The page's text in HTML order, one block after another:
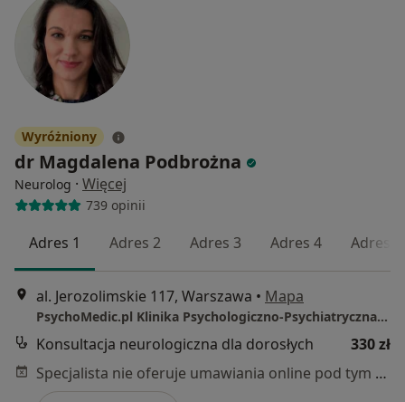
Wyróżniony
dr Magdalena Podbrożna
Neurolog · Więcej
739 opinii
Adres 1 Adres 2 Adres 3 Adres 4 Adres 5
al. Jerozolimskie 117, Warszawa • Mapa
PsychoMedic.pl Klinika Psychologiczno-Psychiatryczna Warszawa Al. Jerozolimskie 117 (METRO CENTRUM, plac Starynkiewicza)
Konsultacja neurologiczna dla dorosłych
330 zł
Specjalista nie oferuje umawiania online pod tym adresem.